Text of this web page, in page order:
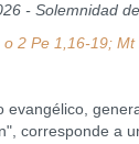
- Solemnidad
2 Pe 1,16-19; Mt
corresponde a